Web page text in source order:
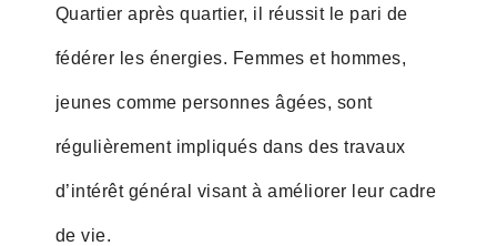
Quartier après quartier, il réussit le pari de
fédérer les énergies. Femmes et hommes,
jeunes comme personnes âgées, sont
régulièrement impliqués dans des travaux
d’intérêt général visant à améliorer leur cadre
de vie.